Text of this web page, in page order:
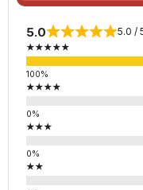
5.0 5.0 /
★★★★★
★★★★
★★★
★★